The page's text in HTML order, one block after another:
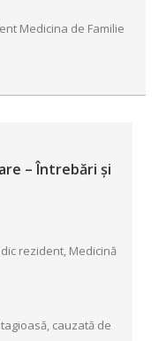
Medicina de Familie
– Întrebări și
rezident, Medicină
cauzată de